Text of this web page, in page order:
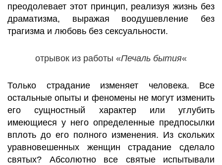
преодолевает этот принцип, реализуя жизнь без
драматизма, выражая воодушевление без
трагизма и любовь без сексуальности.
oтрывок из работы «Печаль бытия«
Только страдание изменяет человека. Все
остальные опыты и феномены не могут изменить
его сущностный характер или углубить
имеющиеся у него определенные предпосылки
вплоть до его полного изменения. Из скольких
уравновешенных женщин страдание сделало
святых? Абсолютно все святые испытывали